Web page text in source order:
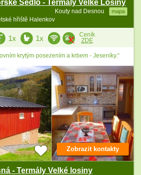
Sedlo - Termály Velké Losiny
Kouty nad Desnou mapa
hřiště Halenkov
1x 1x
Ceník
ZDE
krytým posezením a krbem - Jeseníky.“
- Termály Velké losiny
Zobrazit kontakty